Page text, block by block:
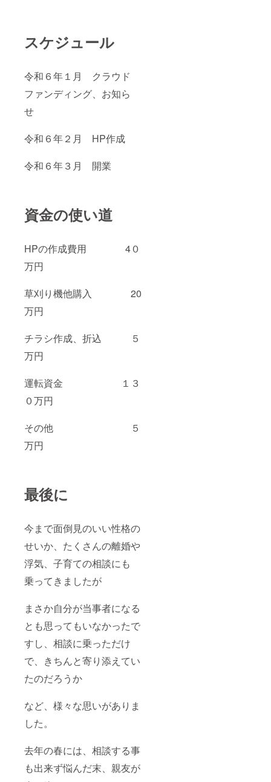
スケジュール
令和６年１月 クラウド
ファンディング、お知ら
せ
令和６年２月 HP作成
令和６年３月 開業
資金の使い道
HPの作成費用 4０
万円
草刈り機他購入 20
万円
チラシ作成、折込 ５
万円
運転資金 １３
０万円
その他 ５
万円
最後に
今まで面倒見のいい性格の
せいか、たくさんの離婚や
浮気、子育ての相談にも
乗ってきましたが
まさか自分が当事者になる
とも思ってもいなかったで
すし、相談に乗っただけ
で、きちんと寄り添えてい
たのだろうか
など、様々な思いがありま
した。
去年の春には、相談する事
も出来ず悩んだ末、親友が